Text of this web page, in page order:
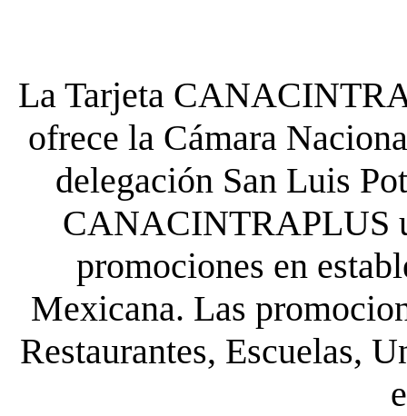
La Tarjeta
ofrece la Cámara
delegación San Luis
CANACINTRAPLUS
promociones en
Mexicana. Las
Restaurantes, Escuelas,